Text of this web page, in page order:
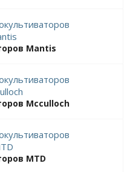
Mantis
Mcculloch
MTD